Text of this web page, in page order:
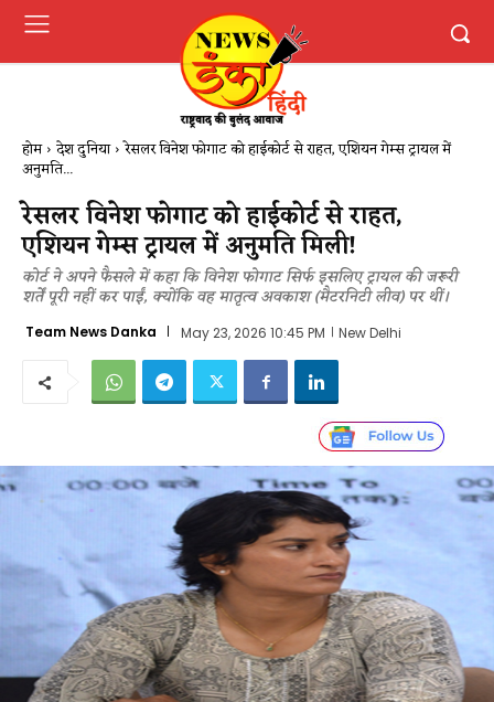
होम देश दुनिया रेसलर विनेश फोगाट को हाईकोर्ट से राहत, एशियन गेम्स ट्रायल में
अनुमति...
रेसलर विनेश फोगाट को हाईकोर्ट से राहत,
एशियन गेम्स ट्रायल में अनुमति मिली!
कोर्ट ने अपने फैसले में कहा कि विनेश फोगाट सिर्फ इसलिए ट्रायल की जरूरी
शर्तें पूरी नहीं कर पाईं, क्योंकि वह मातृत्व अवकाश (मैटरनिटी लीव) पर थीं।
Team News Danka May 23, 2026 10:45 PM New Delhi